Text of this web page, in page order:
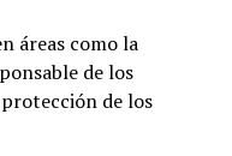
áreas como la
de los
de los